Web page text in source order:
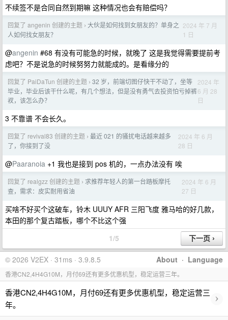
不续签不是合同自然到期嘛 这种情况也会有赔偿吗？
回复了 angenin 创建的主题 › 大伙是如何找到女朋友的？单身之
人如何找女朋友？
2024 年 7 月
1 日
@angenin #68 有没有可能急的时候，就晚了 这是我觉得需要提前考
虑吧？不是说急的时候努努力就能成的。是看缘分的
回复了 PaiDaTun 创建的主题 › 32 岁，前端切图仔快干不动了，坐等
毕业，毕业后该干什么呢，有几个想法，但是没有勇气去投资怕亏掉裤
衩，该怎么办？
2024 年
6 月 28
日
3 不靠谱 不会长久。
回复了 revival83 创建的主题 › 最近 021 的骚扰电话越来越多
了，你接到了没
2024 年 6 月
28 日
@Paaranoia +1 我也是接到 pos 机的，一点办法没有 唉
回复了 realgzz 创建的主题 › 求推荐年轻人的第一台踏板摩托
查，需求：皮实耐用省油
2024 年 6 月
27 日
买啥不好买个这破车，铃木 UUUY AFR 三阳飞度 雅马哈的好几款，
本田的那个复古踏板，哪个不比这个强
1/5
About · Language
© 2026 V2EX · 31ms · 3.9.8.5
香港CN2,4H4G10M，月付69还有更多优惠机型，稳定运营三年。
香港CN2,4H4G10M，月付69还有更多优惠机型，稳定运营三
年。
›